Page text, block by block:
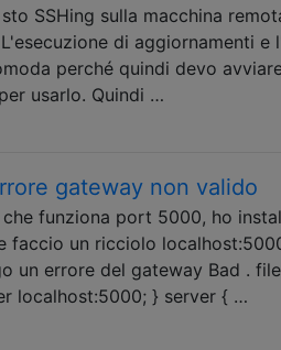
SSHing sulla macchina
di aggiornamenti
perché quindi devo
usarlo. Quindi …
gateway non valido
funziona port 5000, ho
faccio un ricciolo
un errore del gateway Bad .
localhost:5000; } server { …